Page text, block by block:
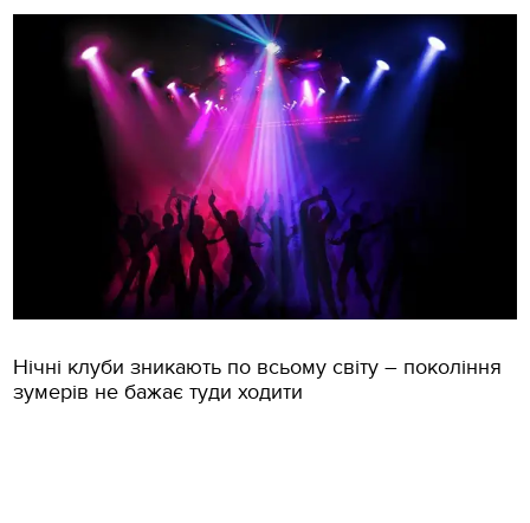
Нічні клуби зникають по всьому світу – покоління
зумерів не бажає туди ходити